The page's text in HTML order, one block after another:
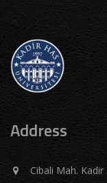
Address
Cibali Mah.